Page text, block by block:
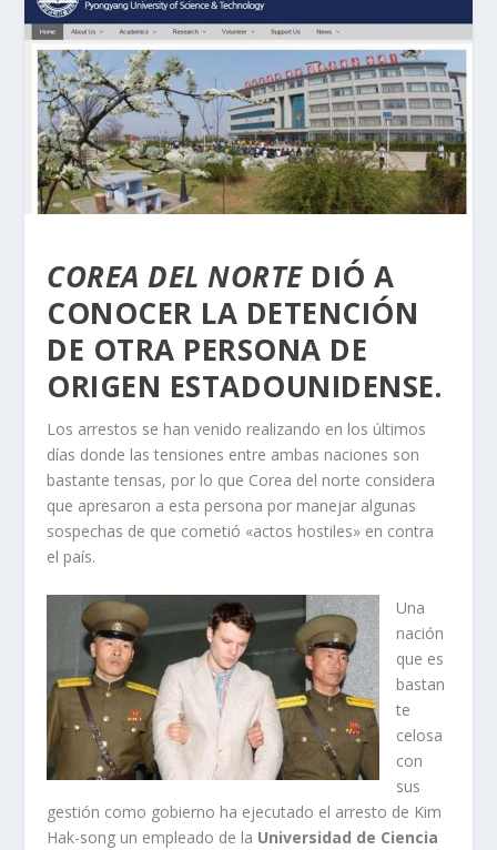
COREA DEL NORTEDIÓ A
CONOCER LA DETENCIÓN
DE OTRA PERSONA DE
ORIGEN ESTADOUNIDENSE.
Los arrestos se han venido realizando en los últimos
días donde las tensiones entre ambas naciones son
bastante tensas, por lo que Corea del norte considera
que apresaron a esta persona por manejar algunas
sospechas de que cometió «actos hostiles» en contra
el país.
Una
nación
que es
bastan
te
celosa
con
sus
gestión como gobierno ha ejecutado el arresto de Kim
Hak-song un empleado de la Universidad de Ciencia